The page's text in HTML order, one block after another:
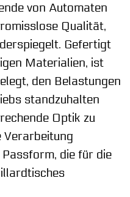
von Automaten
Qualität,
Gefertigt
Materialien, ist
den Belastungen
standzuhalten
Optik zu
Verarbeitung
die für die